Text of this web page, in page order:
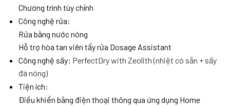
Chương trình tùy chỉnh
Công nghệ rửa:
Rửa bằng nước nóng
Hỗ trợ hòa tan viên tẩy rửa Dosage Assistant
Công nghệ sấy: PerfectDry with Zeolith (nhiệt có sẵn + sấy
đá nóng)
Tiện ích:
Điều khiển bằng điện thoại thông qua ứng dụng Home